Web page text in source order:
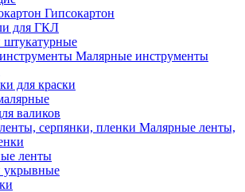
Гипсокартон
для ГКЛ
Малярные инструменты
для краски
валиков
Малярные ленты,
ленты
укрывные